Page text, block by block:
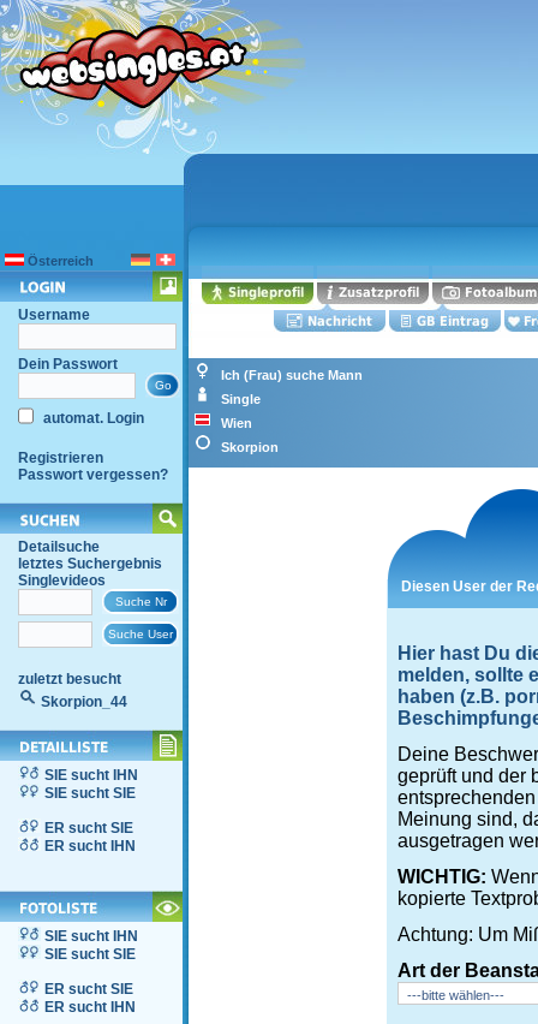
Österreich
Username
Dein Passwort
automat. Login
Registrieren
Passwort vergessen?
Detailsuche
letztes Suchergebnis
Singlevideos
zuletzt besucht
Skorpion_44
SIE sucht IHN
SIE sucht SIE
ER sucht SIE
ER sucht IHN
SIE sucht IHN
SIE sucht SIE
ER sucht SIE
ER sucht IHN
Ich (Frau) suche Mann
Single
Wien
Skorpion
Diesen User der
Hier hast Du
melden, sollte
haben (z.B.
Deine
geprüft und der
Meinung sind,
ausgetragen
WICHTIG:
kopierte
Achtung: Um
Art der